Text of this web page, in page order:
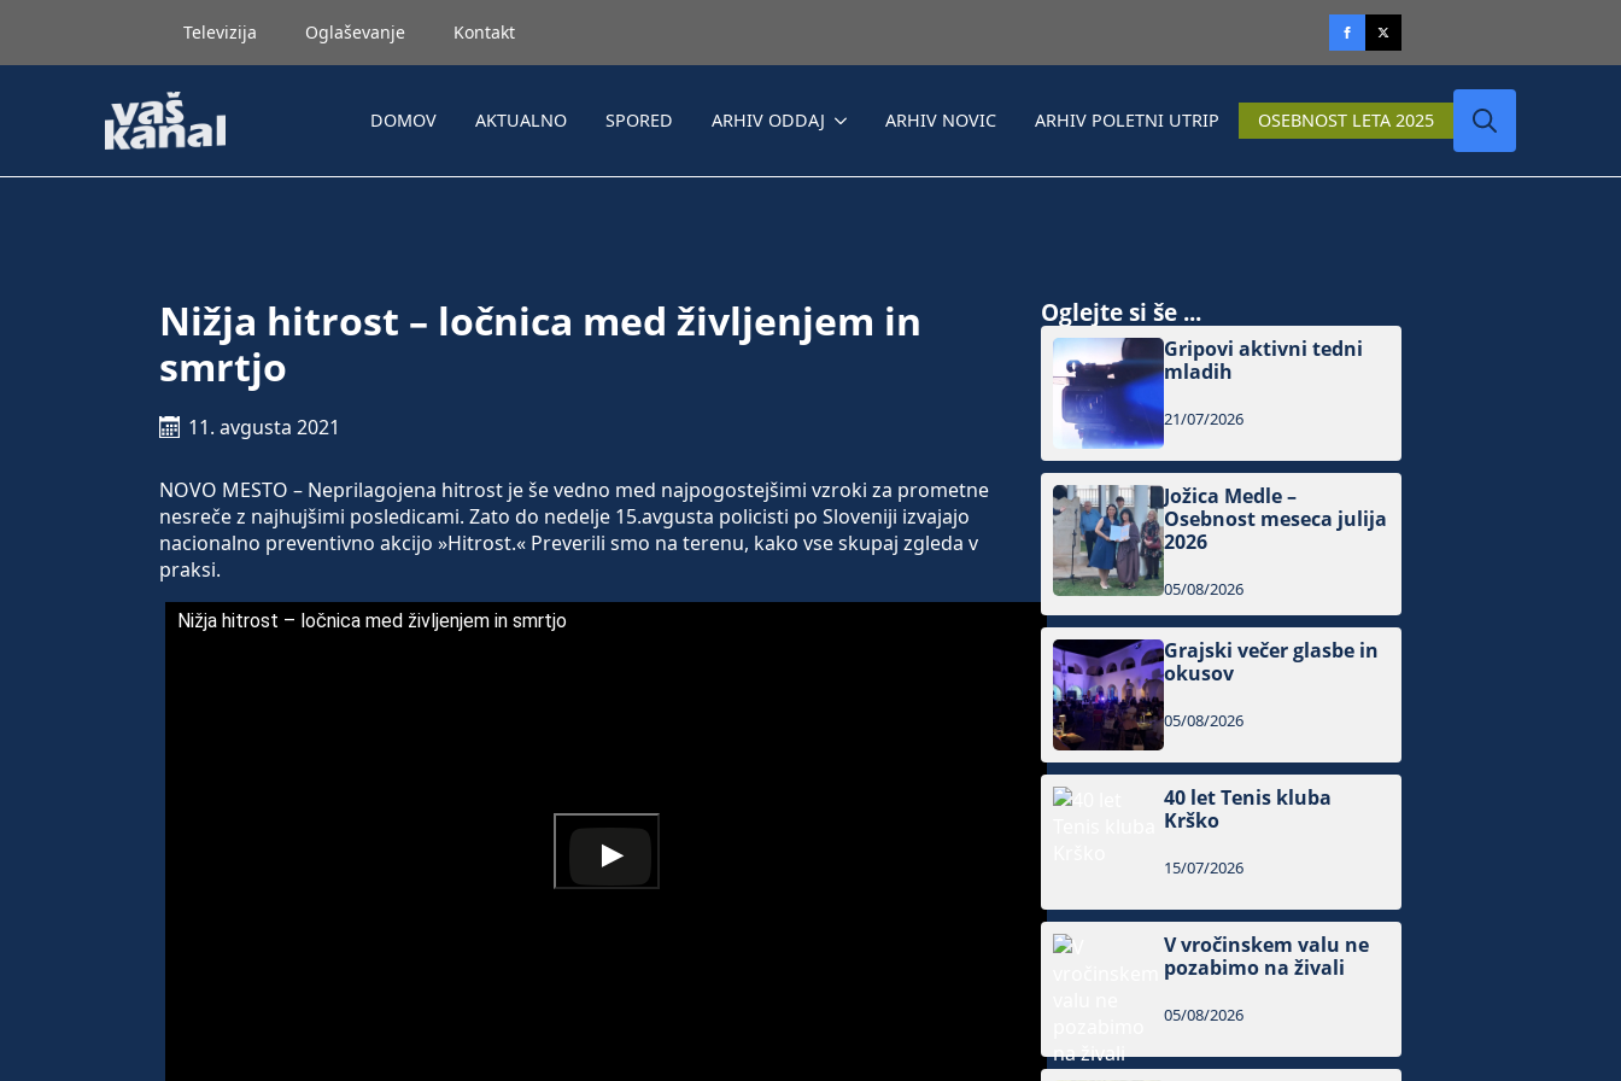
Televizija Oglaševanje Kontakt
DOMOV AKTUALNO SPORED ARHIV ODDAJ ARHIV NOVIC ARHIV POLETNI UTRIP OSEBNOST LETA 2025
Nižja hitrost – ločnica med življenjem in
smrtjo
11. avgusta 2021
NOVO MESTO – Neprilagojena hitrost je še vedno med najpogostejšimi vzroki za prometne
nesreče z najhujšimi posledicami. Zato do nedelje 15.avgusta policisti po Sloveniji izvajajo
nacionalno preventivno akcijo »Hitrost.« Preverili smo na terenu, kako vse skupaj zgleda v
praksi.
Nižja hitrost – ločnica med življenjem in smrtjo
Oglejte si še ...
Gripovi aktivni tedni
mladih
21/07/2026
Jožica Medle –
Osebnost meseca julija
2026
05/08/2026
Grajski večer glasbe in
okusov
05/08/2026
40 let Tenis kluba
Krško
15/07/2026
V vročinskem valu ne
pozabimo na živali
05/08/2026